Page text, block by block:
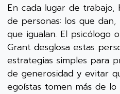
En cada lugar de trabajo,
de personas: los que
que igualan. El psicólogo
Grant desglosa estas
estrategias simples para
de generosidad y evitar
egoístas tomen más de